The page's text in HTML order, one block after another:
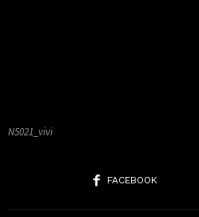
N5021_vivi
FACEBOOK